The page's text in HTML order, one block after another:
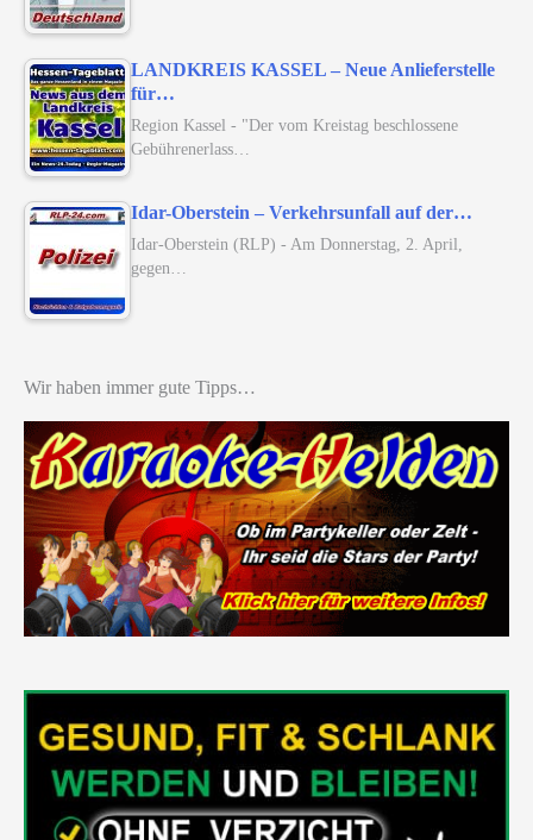
LANDKREIS KASSEL – Neue Anlieferstelle
für…
Region Kassel - "Der vom Kreistag beschlossene
Gebührenerlass…
Idar-Oberstein – Verkehrsunfall auf der…
Idar-Oberstein (RLP) - Am Donnerstag, 2. April,
gegen…
Wir haben immer gute Tipps…